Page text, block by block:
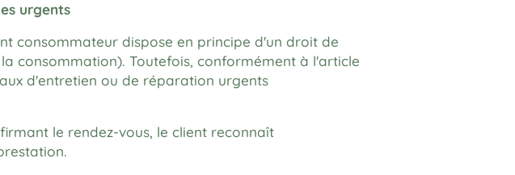
urgents
consommateur dispose en principe d'un droit de
consommation). Toutefois, conformément à l'article
d'entretien ou de réparation urgents
le rendez-vous, le client reconnaît